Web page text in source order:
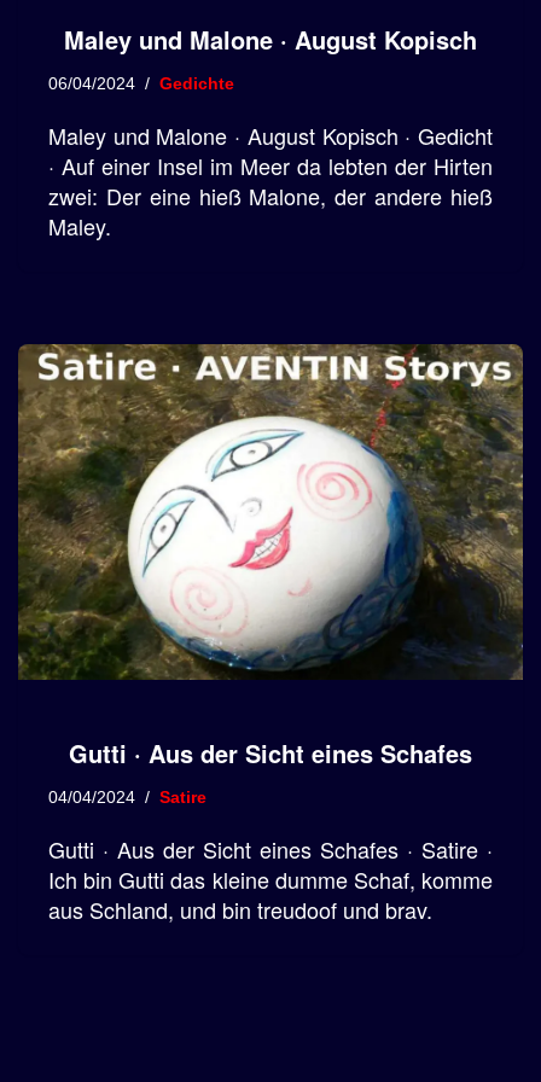
Maley und Malone · August Kopisch
06/04/2024 Gedichte
Maley und Malone · August Kopisch · Gedicht
· Auf einer Insel im Meer da lebten der Hirten
zwei: Der eine hieß Malone, der andere hieß
Maley.
Gutti · Aus der Sicht eines Schafes
04/04/2024 Satire
Gutti · Aus der Sicht eines Schafes · Satire ·
Ich bin Gutti das kleine dumme Schaf, komme
aus Schland, und bin treudoof und brav.